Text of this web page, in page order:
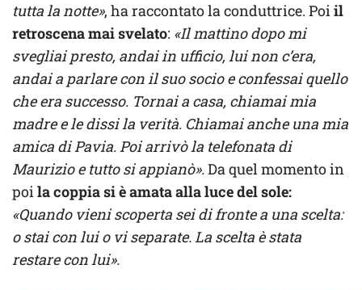
tutta la notte», ha raccontato la conduttrice. Poiil
retroscena mai svelato: «Il mattino dopo mi
svegliai presto, andai in ufficio, lui non c’era,
andai a parlare con il suo socio e confessai quello
che era successo. Tornai a casa, chiamai mia
madre e le dissi la verità. Chiamai anche una mia
amica di Pavia. Poi arrivò la telefonata di
Maurizio e tutto si appianò».Da quel momento in
poila coppia si è amata alla luce del sole:
«Quando vieni scoperta sei di fronte a una scelta:
o stai con lui o vi separate. La scelta è stata
restare con lui».